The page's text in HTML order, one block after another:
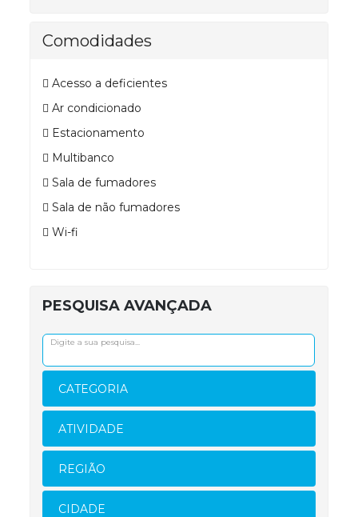
Comodidades
Acesso a deficientes
Ar condicionado
Estacionamento
Multibanco
Sala de fumadores
Sala de não fumadores
Wi-fi
PESQUISA AVANÇADA
CATEGORIA
ATIVIDADE
REGIÃO
CIDADE